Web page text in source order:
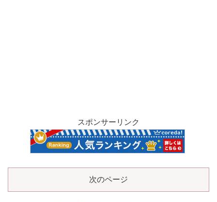
スポンサーリンク
次のページ